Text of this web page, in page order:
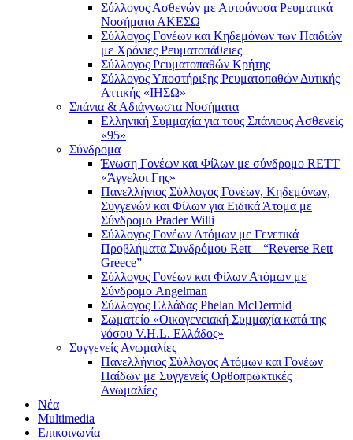
Σύλλογος Ασθενών με Αυτοάνοσα Ρευματικά
Νοσήματα ΑΚΕΣΩ
Σύλλογος Γονέων και Κηδεμόνων των Παιδιών
με Χρόνιες Ρευματοπάθειες
Σύλλογος Ρευματοπαθών Κρήτης
Σύλλογος Υποστήριξης Ρευματοπαθών Δυτικής
Αττικής «ΙΗΣΩ»
Σπάνια & Αδιάγνωστα Νοσήματα
Ελληνική Συμμαχία για τους Σπάνιους Ασθενείς
«95»
Σύνδρομα
Ένωση Γονέων και Φίλων με σύνδρομο RETT
«Άγγελοι Γης»
Πανελλήνιος Σύλλογος Γονέων, Κηδεμόνων,
Συγγενών και Φίλων για Ειδικά Άτομα με
Σύνδρομο Prader Willi
Σύλλογος Γονέων Ατόμων με Γενετικά
Προβλήματα Συνδρόμου Rett – “Reverse Rett
Greece”
Σύλλογος Γονέων και Φίλων Ατόμων με
Σύνδρομο Angelman
Σύλλογος Ελλάδας Phelan McDermid
Σωματείο «Οικογενειακή Συμμαχία κατά της
νόσου V.H.L. Ελλάδος»
Συγγενείς Ανωμαλίες
Πανελλήνιος Σύλλογος Ατόμων και Γονέων
Παίδων με Συγγενείς Ορθοπρωκτικές
Ανωμαλίες
Νέα
Multimedia
Επικοινωνία